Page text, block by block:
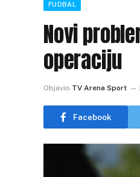
FUDBAL
Novi
operaciju
Objavio TV Arena Sport
Facebook